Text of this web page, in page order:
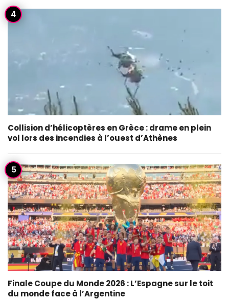
Collision d’hélicoptères en Grèce : drame en plein
vol lors des incendies à l’ouest d’Athènes
Finale Coupe du Monde 2026 : L’Espagne sur le toit
du monde face à l’Argentine